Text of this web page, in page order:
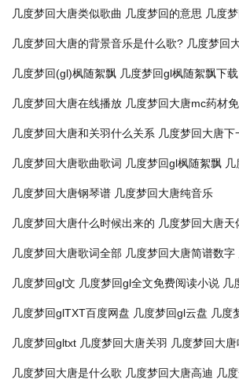
几度梦回大唐类似歌曲 几度梦回的意思 几度
几度梦回大唐的背景音乐是什么歌? 几度梦回
几度梦回(gl)枫随絮飘 几度梦回gl枫随絮飘下载
几度梦回大唐在线播放 几度梦回大唐mc药材
几度梦回大唐和关羽什么关系 几度梦回大唐下
几度梦回大唐歌曲歌词 几度梦回gl枫随絮飘
几度梦回大唐钢琴谱 几度梦回大唐纯音乐
几度梦回大唐什么时候出来的 几度梦回大唐天
几度梦回大唐歌词全部 几度梦回大唐简谱数字
几度梦回gl文 几度梦回gl全文免费阅读小说 几
几度梦回glTXT百度网盘 几度梦回gl云盘 几度
几度梦回gltxt 几度梦回大唐关羽 几度梦回大
几度梦回大唐是什么歌 几度梦回大唐高迪 几